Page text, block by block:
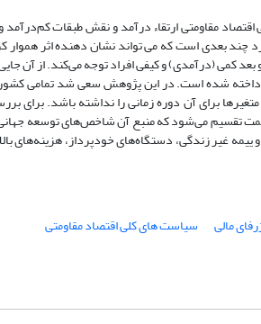
مقاومتی ارتقاء درآمد و نقش طبقات کم‌درآمد
چند بعدی است که می تواند نشان دهنده اثر
کمی (درآمدی) و کیفی افراد توجه می‌کند. از آن
تقسیم می‌شود که منبع آن شاخص‌های توسعه
غیر زندگی، دستگاه‌های خودپرداز، هزینه‌های
مالی
سیاست های کلی اقتصاد مقاومتی